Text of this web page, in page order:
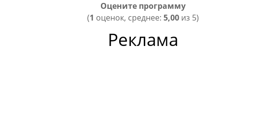
Оцените программу
(1 оценок, среднее: 5,00из 5)
Реклама